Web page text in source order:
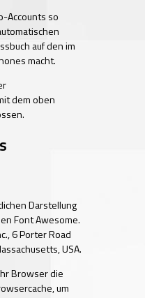
Accounts so
auf den im
macht.
dem oben
Darstellung
Font Awesome.
6 Porter Road
USA.
Browser die
um